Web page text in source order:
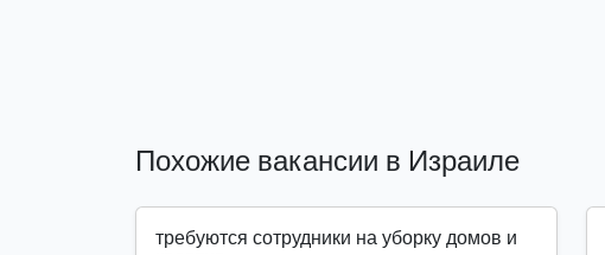
Похожие вакансии в Израиле
требуются сотрудники на уборку домов и